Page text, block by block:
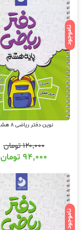
ناموجود
نوین دفتر ریاضی 8 هشتم
۱۲۰,۰۰۰تومان
۹۴,۰۰۰ تومان
ناموجود